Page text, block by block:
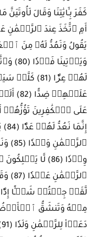
لَهُمۡ عِزّٗا
عَلَيۡهِمۡ
وِرۡدٗا (86) لَّا